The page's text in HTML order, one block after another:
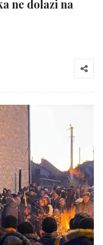
ne dolazi na